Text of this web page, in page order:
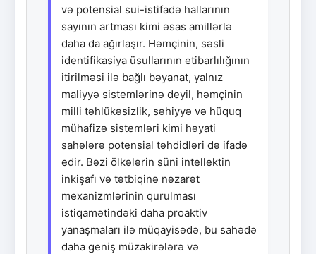
və potensial sui-istifadə hallarının
sayının artması kimi əsas amillərlə
daha da ağırlaşır. Həmçinin, səsli
identifikasiya üsullarının etibarlılığının
itirilməsi ilə bağlı bəyanat, yalnız
maliyyə sistemlərinə deyil, həmçinin
milli təhlükəsizlik, səhiyyə və hüquq
mühafizə sistemləri kimi həyati
sahələrə potensial təhdidləri də ifadə
edir. Bəzi ölkələrin süni intellektin
inkişafı və tətbiqinə nəzarət
mexanizmlərinin qurulması
istiqamətindəki daha proaktiv
yanaşmaları ilə müqayisədə, bu sahədə
daha geniş müzakirələrə və